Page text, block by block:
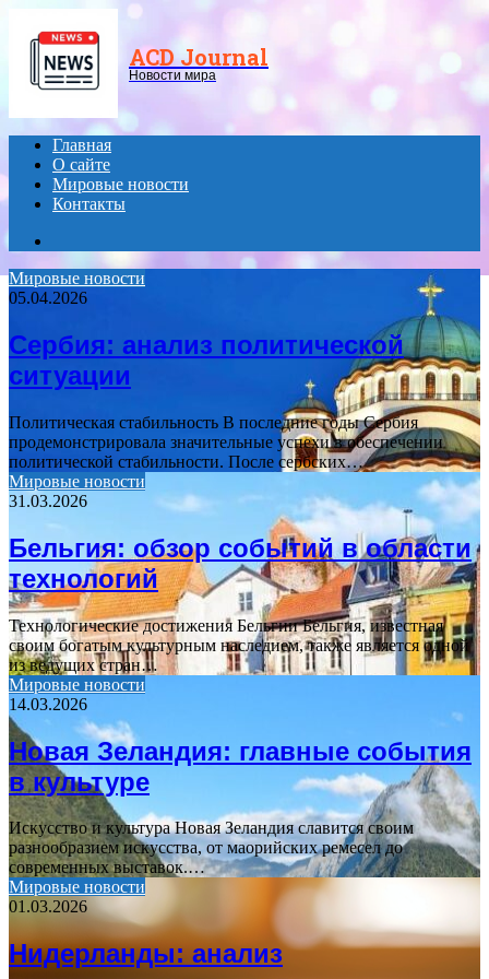
ACD Journal
Новости мира
Главная
О сайте
Мировые новости
Контакты
Мировые новости
05.04.2026
Сербия: анализ политической
ситуации
Политическая стабильность В последние годы Сербия
продемонстрировала значительные успехи в обеспечении
политической стабильности. После сербских…
Мировые новости
31.03.2026
Бельгия: обзор событий в области
технологий
Технологические достижения Бельгии Бельгия, известная
своим богатым культурным наследием, также является одной
из ведущих стран…
Мировые новости
14.03.2026
Новая Зеландия: главные события
в культуре
Искусство и культура Новая Зеландия славится своим
разнообразием искусства, от маорийских ремесел до
современных выставок.…
Мировые новости
01.03.2026
Нидерланды: анализ